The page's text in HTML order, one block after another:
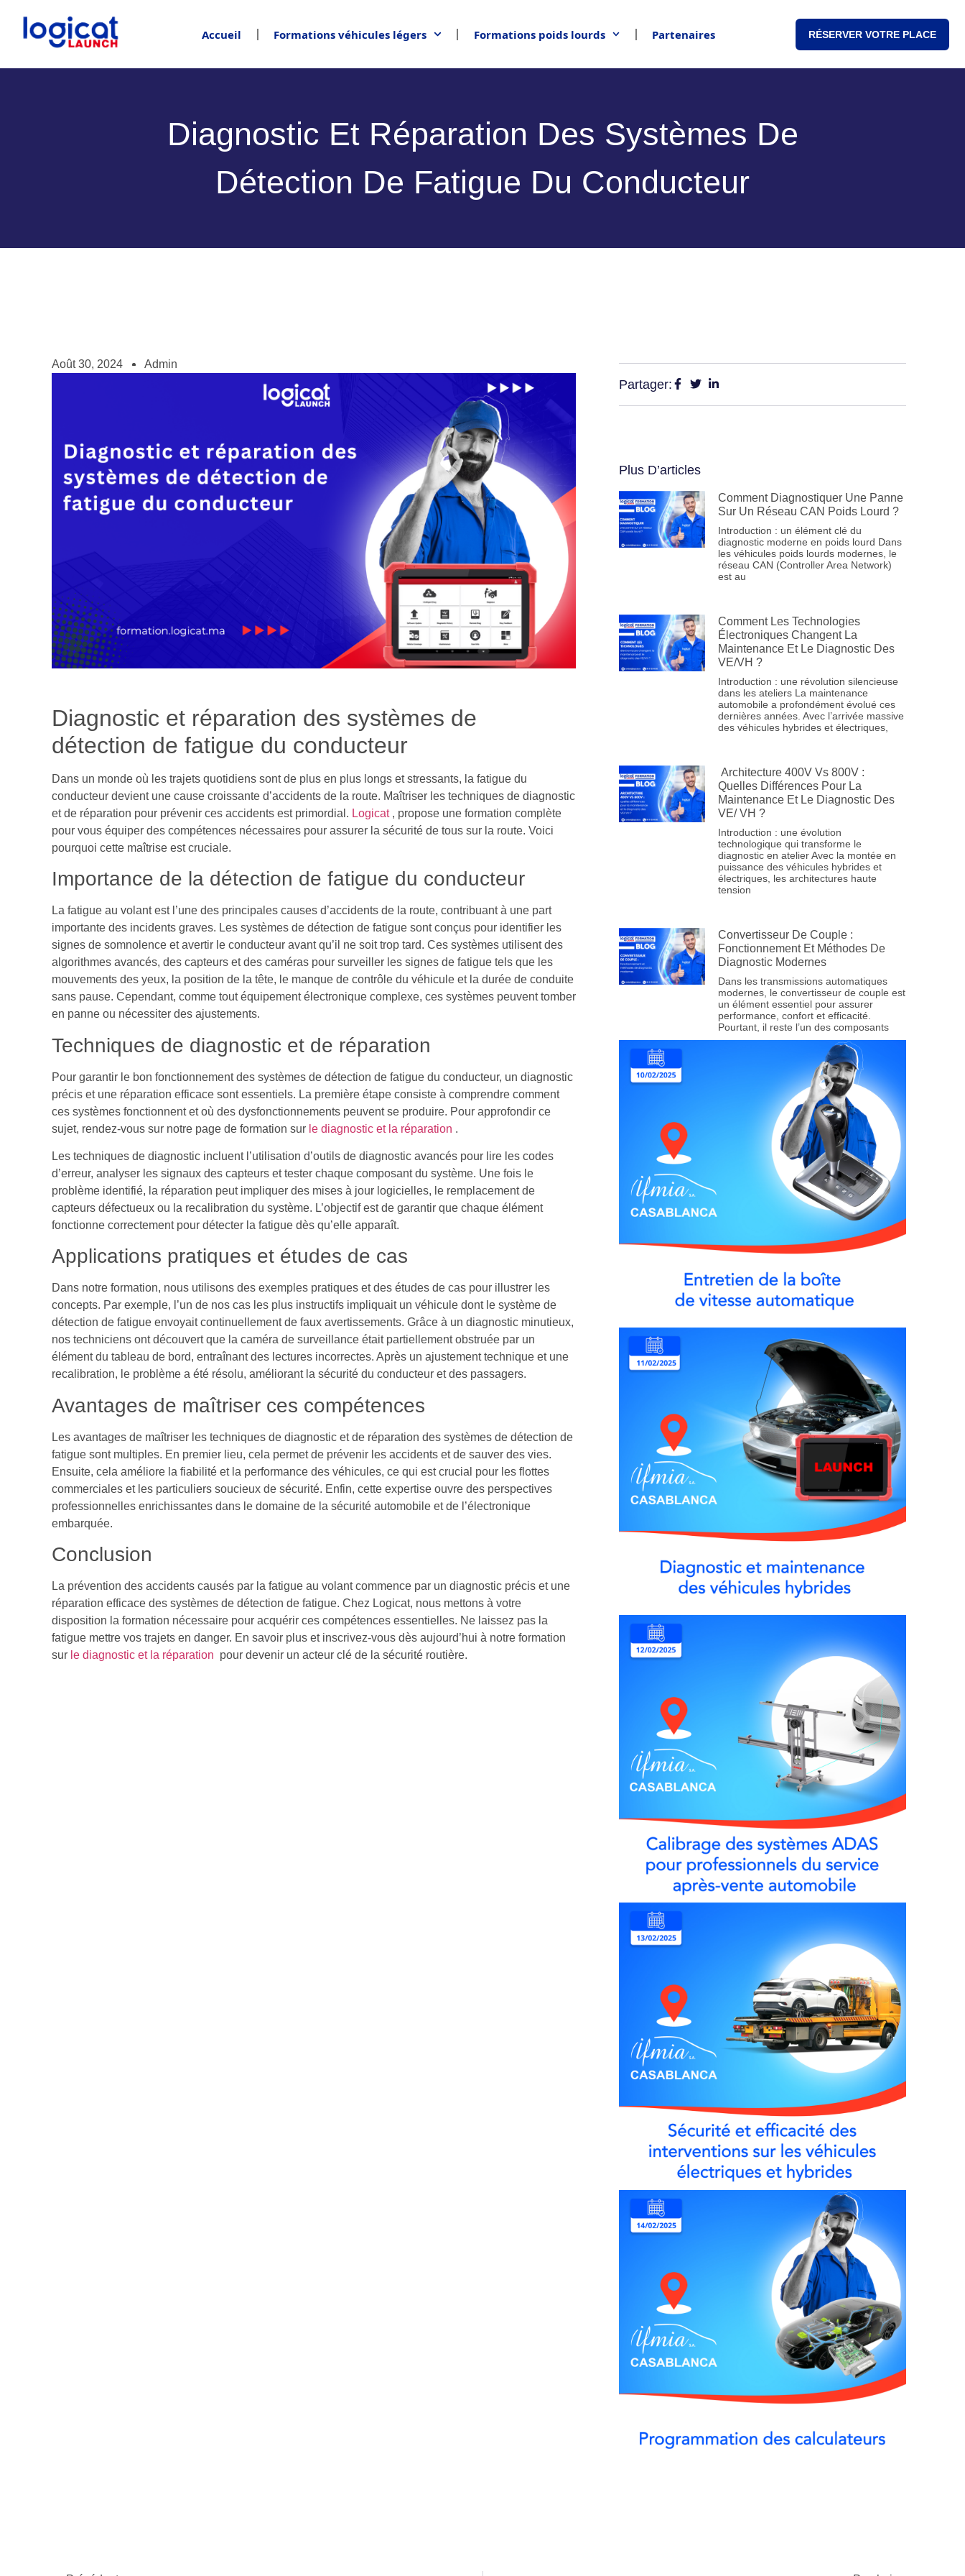
Accueil Formations véhicules légers Formations poids lourds Partenaires RÉSERVER VOTRE PLACE
Diagnostic Et Réparation Des Systèmes De
Détection De Fatigue Du Conducteur
Août 30, 2024 Admin
Diagnostic et réparation des systèmes de
détection de fatigue du conducteur
Dans un monde où les trajets quotidiens sont de plus en plus longs et stressants, la fatigue du
conducteur devient une cause croissante d’accidents de la route. Maîtriser les techniques de diagnostic
et de réparation pour prévenir ces accidents est primordial. Logicat, propose une formation complète
pour vous équiper des compétences nécessaires pour assurer la sécurité de tous sur la route. Voici
pourquoi cette maîtrise est cruciale.
Importance de la détection de fatigue du conducteur
La fatigue au volant est l’une des principales causes d’accidents de la route, contribuant à une part
importante des incidents graves. Les systèmes de détection de fatigue sont conçus pour identifier les
signes de somnolence et avertir le conducteur avant qu’il ne soit trop tard. Ces systèmes utilisent des
algorithmes avancés, des capteurs et des caméras pour surveiller les signes de fatigue tels que les
mouvements des yeux, la position de la tête, le manque de contrôle du véhicule et la durée de conduite
sans pause. Cependant, comme tout équipement électronique complexe, ces systèmes peuvent tomber
en panne ou nécessiter des ajustements.
Techniques de diagnostic et de réparation
Pour garantir le bon fonctionnement des systèmes de détection de fatigue du conducteur, un diagnostic
précis et une réparation efficace sont essentiels. La première étape consiste à comprendre comment
ces systèmes fonctionnent et où des dysfonctionnements peuvent se produire. Pour approfondir ce
sujet, rendez-vous sur notre page de formation sur le diagnostic et la réparation .
Les techniques de diagnostic incluent l’utilisation d’outils de diagnostic avancés pour lire les codes
d’erreur, analyser les signaux des capteurs et tester chaque composant du système. Une fois le
problème identifié, la réparation peut impliquer des mises à jour logicielles, le remplacement de
capteurs défectueux ou la recalibration du système. L’objectif est de garantir que chaque élément
fonctionne correctement pour détecter la fatigue dès qu’elle apparaît.
Applications pratiques et études de cas
Dans notre formation, nous utilisons des exemples pratiques et des études de cas pour illustrer les
concepts. Par exemple, l’un de nos cas les plus instructifs impliquait un véhicule dont le système de
détection de fatigue envoyait continuellement de faux avertissements. Grâce à un diagnostic minutieux,
nos techniciens ont découvert que la caméra de surveillance était partiellement obstruée par un
élément du tableau de bord, entraînant des lectures incorrectes. Après un ajustement technique et une
recalibration, le problème a été résolu, améliorant la sécurité du conducteur et des passagers.
Avantages de maîtriser ces compétences
Les avantages de maîtriser les techniques de diagnostic et de réparation des systèmes de détection de
fatigue sont multiples. En premier lieu, cela permet de prévenir les accidents et de sauver des vies.
Ensuite, cela améliore la fiabilité et la performance des véhicules, ce qui est crucial pour les flottes
commerciales et les particuliers soucieux de sécurité. Enfin, cette expertise ouvre des perspectives
professionnelles enrichissantes dans le domaine de la sécurité automobile et de l’électronique
embarquée.
Conclusion
La prévention des accidents causés par la fatigue au volant commence par un diagnostic précis et une
réparation efficace des systèmes de détection de fatigue. Chez Logicat, nous mettons à votre
disposition la formation nécessaire pour acquérir ces compétences essentielles. Ne laissez pas la
fatigue mettre vos trajets en danger. En savoir plus et inscrivez-vous dès aujourd’hui à notre formation
sur le diagnostic et la réparation pour devenir un acteur clé de la sécurité routière.
Partager:
Plus D’articles
Comment Diagnostiquer Une Panne
Sur Un Réseau CAN Poids Lourd ?
Introduction : un élément clé du
diagnostic moderne en poids lourd Dans
les véhicules poids lourds modernes, le
réseau CAN (Controller Area Network)
est au
Comment Les Technologies
Électroniques Changent La
Maintenance Et Le Diagnostic Des
VE/VH ?
Introduction : une révolution silencieuse
dans les ateliers La maintenance
automobile a profondément évolué ces
dernières années. Avec l’arrivée massive
des véhicules hybrides et électriques,
Architecture 400V Vs 800V :
Quelles Différences Pour La
Maintenance Et Le Diagnostic Des
VE/ VH ?
Introduction : une évolution
technologique qui transforme le
diagnostic en atelier Avec la montée en
puissance des véhicules hybrides et
électriques, les architectures haute
tension
Convertisseur De Couple :
Fonctionnement Et Méthodes De
Diagnostic Modernes
Dans les transmissions automatiques
modernes, le convertisseur de couple est
un élément essentiel pour assurer
performance, confort et efficacité.
Pourtant, il reste l’un des composants